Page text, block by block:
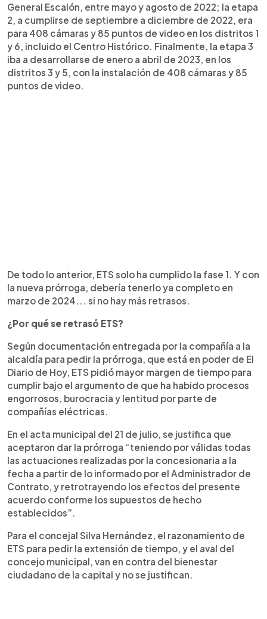
General Escalón, entre mayo y agosto de 2022; la etapa
2, a cumplirse de septiembre a diciembre de 2022, era
para 408 cámaras y 85 puntos de video en los distritos 1
y 6, incluido el Centro Histórico. Finalmente, la etapa 3
iba a desarrollarse de enero a abril de 2023, en los
distritos 3 y 5, con la instalación de 408 cámaras y 85
puntos de video.
De todo lo anterior, ETS solo ha cumplido la fase 1. Y con
la nueva prórroga, debería tenerlo ya completo en
marzo de 2024... si no hay más retrasos.
¿Por qué se retrasó ETS?
Según documentación entregada por la compañía a la
alcaldía para pedir la prórroga, que está en poder de El
Diario de Hoy, ETS pidió mayor margen de tiempo para
cumplir bajo el argumento de que ha habido procesos
engorrosos, burocracia y lentitud por parte de
compañías eléctricas.
En el acta municipal del 21 de julio, se justifica que
aceptaron dar la prórroga “teniendo por válidas todas
las actuaciones realizadas por la concesionaria a la
fecha a partir de lo informado por el Administrador de
Contrato, y retrotrayendo los efectos del presente
acuerdo conforme los supuestos de hecho
establecidos”.
Para el concejal Silva Hernández, el razonamiento de
ETS para pedir la extensión de tiempo, y el aval del
concejo municipal, van en contra del bienestar
ciudadano de la capital y no se justifican.